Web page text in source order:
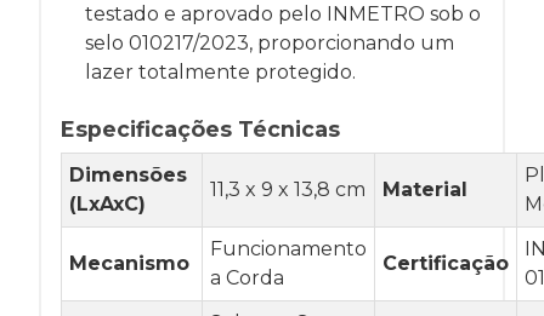
testado e aprovado pelo INMETRO sob o
selo 010217/2023, proporcionando um
lazer totalmente protegido.
Especificações Técnicas
Dimensões
(LxAxC)
11,3 x 9 x 13,8 cm Material
Mecanismo
Funcionamento
a Corda
Certificação